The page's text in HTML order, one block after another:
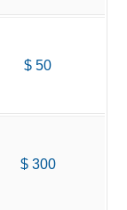
$ 50
$ 300